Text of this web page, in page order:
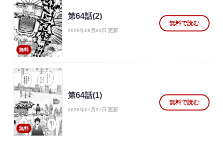
無料
第64話(2)
2026年08月03日 更新
無料で読む
無料
第64話(1)
2026年07月27日 更新
無料で読む